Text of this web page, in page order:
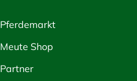
Pferdemarkt
Meute Shop
Partner